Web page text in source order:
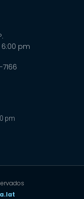
6:00 pm
7166
pm